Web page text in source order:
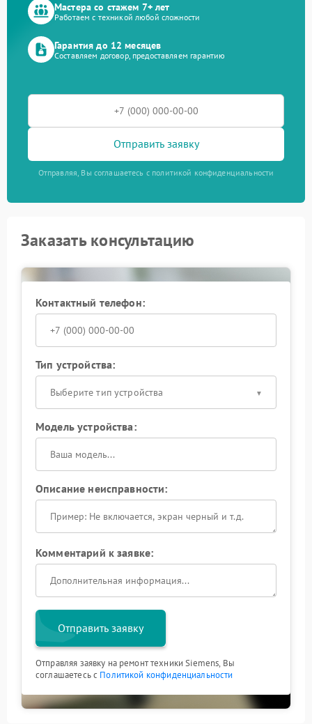
Мастера со стажем 7+ лет
Работаем с техникой любой сложности
Гарантия до 12 месяцев
Составляем договор, предоставляем гарантию
Отправить заявку
Отправляя, Вы соглашаетесь с политикой конфиденциальности
Заказать консультацию
Контактный телефон:
Тип устройства:
Выберите тип устройства
Модель устройства:
Описание неисправности:
Комментарий к заявке:
Отправить заявку
Отправляя заявку на ремонт техники Siemens, Вы
соглашаетесь с Политикой конфиденциальности